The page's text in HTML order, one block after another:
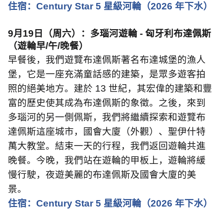
住宿： Century Star 5 星級河輪（2026 年下水）
9月 19 日（周六）：多瑙河遊輪 - 匈牙利布達佩斯
（遊輪早/午/晚餐）
早餐後，我們遊覽布達佩斯著名布達城堡的漁人
堡，它是一座充滿童話感的建築，是眾多遊客拍
照的絕美地方。建於 13 世紀，其宏偉的建築和豐
富的歷史使其成為布達佩斯的象徵。之後，來到
多瑙河的另一側佩斯，我們將繼續探索和遊覽布
達佩斯這座城市，國會大廈（外觀）、聖伊什特
萬大教堂。結束一天的行程，我們返回遊輪共進
晚餐。今晚，我們站在遊輪的甲板上，遊輪將緩
慢行駛，夜遊美麗的布達佩斯及國會大廈的美
景。
住宿： Century Star 5 星級河輪（2026 年下水）